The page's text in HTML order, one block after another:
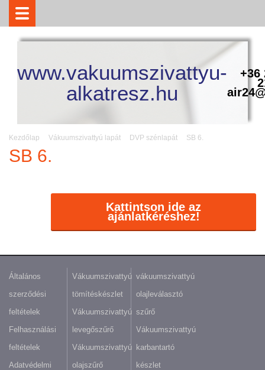
www.vakuumszivattyu-
alkatresz.hu
+36
Kezdőlap Vákuumszivattyú lapát DVP szénlapát SB 6.
SB 6.
Kattintson ide az
ajánlatkéréshez!
Általános
szerződési
feltételek
Felhasználási
feltételek
Adatvédelmi
Vákuumszivattyú
tömítéskészlet
Vákuumszivattyú
levegőszűrő
Vákuumszivattyú
olajszűrő
vákuumszivattyú
olajleválasztó
szűrő
Vákuumszivattyú
karbantartó
készlet